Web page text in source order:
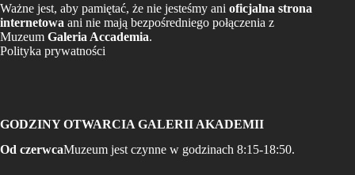
Ważne jest, aby pamiętać, że nie jesteśmy ani oficjalna strona
internetowa ani nie mają bezpośredniego połączenia z
Muzeum Galeria Accademia.
Polityka prywatności
GODZINY OTWARCIA GALERII AKADEMII
Od czerwcaMuzeum jest czynne w godzinach 8:15-18:50.